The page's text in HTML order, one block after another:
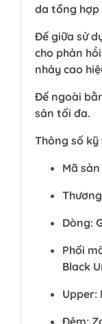
da tổng hợp
Đế giữa sử
cho phản
nhảy cao
Đế ngoài
sân tối đa.
Thông số
Mã sản
Dòng:
Phối
Black
Upper:
Đệm: